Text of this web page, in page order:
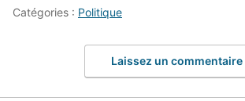
Catégories : Politique
Laissez un commentaire